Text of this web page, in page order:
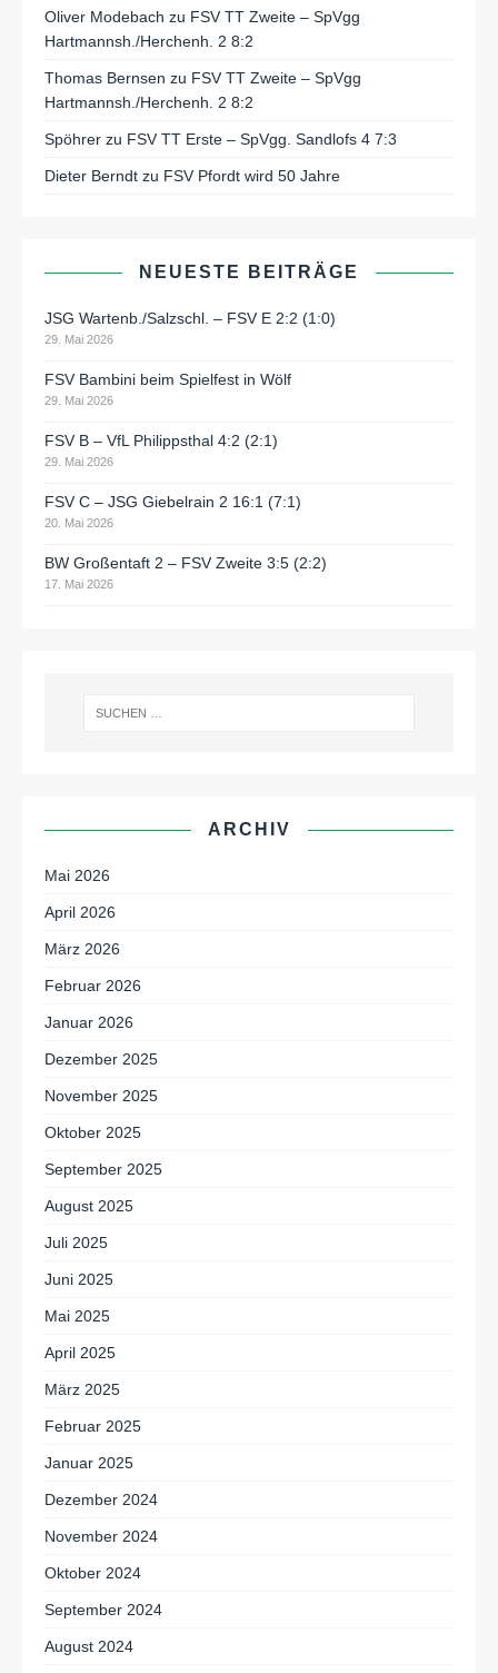
Oliver Modebach zu FSV TT Zweite – SpVgg
Hartmannsh./Herchenh. 2 8:2
Thomas Bernsen zu FSV TT Zweite – SpVgg
Hartmannsh./Herchenh. 2 8:2
Spöhrer zu FSV TT Erste – SpVgg. Sandlofs 4 7:3
Dieter Berndt zu FSV Pfordt wird 50 Jahre
NEUESTE BEITRÄGE
JSG Wartenb./Salzschl. – FSV E 2:2 (1:0)
29. Mai 2026
FSV Bambini beim Spielfest in Wölf
29. Mai 2026
FSV B – VfL Philippsthal 4:2 (2:1)
29. Mai 2026
FSV C – JSG Giebelrain 2 16:1 (7:1)
20. Mai 2026
BW Großentaft 2 – FSV Zweite 3:5 (2:2)
17. Mai 2026
ARCHIV
Mai 2026
April 2026
März 2026
Februar 2026
Januar 2026
Dezember 2025
November 2025
Oktober 2025
September 2025
August 2025
Juli 2025
Juni 2025
Mai 2025
April 2025
März 2025
Februar 2025
Januar 2025
Dezember 2024
November 2024
Oktober 2024
September 2024
August 2024